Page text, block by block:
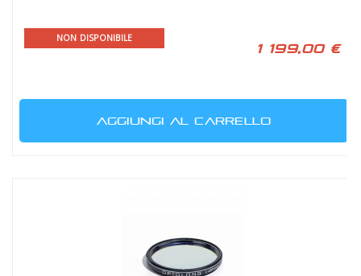
NON DISPONIBILE
1 199,00 €
AGGIUNGI AL CARRELLO